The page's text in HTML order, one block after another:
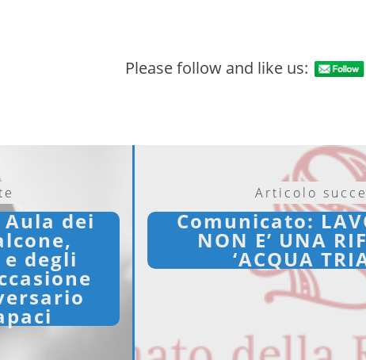
Please follow and like us:
Aula dei
degli
Articolo
Comunicato:
NON E’ UNA
‘ACQUA